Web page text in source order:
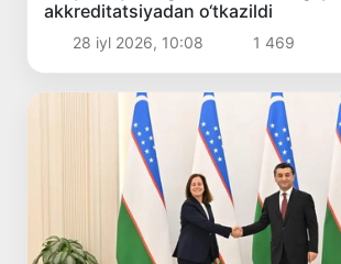
akkreditatsiyadan o‘tkazildi
28 iyl 2026, 10:08 1 469